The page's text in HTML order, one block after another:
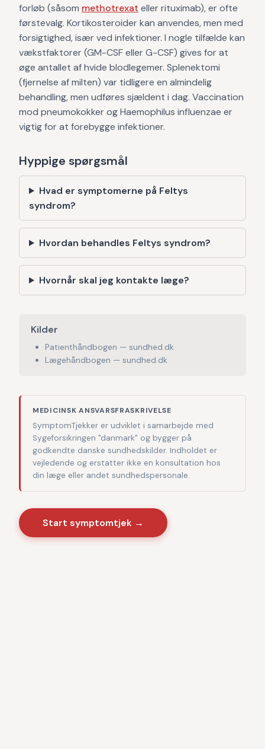
forløb (såsom methotrexat eller rituximab), er ofte
førstevalg. Kortikosteroider kan anvendes, men med
forsigtighed, især ved infektioner. I nogle tilfælde kan
vækstfaktorer (GM-CSF eller G-CSF) gives for at
øge antallet af hvide blodlegemer. Splenektomi
(fjernelse af milten) var tidligere en almindelig
behandling, men udføres sjældent i dag. Vaccination
mod pneumokokker og Haemophilus influenzae er
vigtig for at forebygge infektioner.
Hyppige spørgsmål
Hvad er symptomerne på Feltys
syndrom?
Hvordan behandles Feltys syndrom?
Hvornår skal jeg kontakte læge?
Kilder
Patienthåndbogen — sundhed.dk
Lægehåndbogen — sundhed.dk
MEDICINSK ANSVARSFRASKRIVELSE
SymptomTjekker er udviklet i samarbejde med
Sygeforsikringen "danmark" og bygger på
godkendte danske sundhedskilder. Indholdet er
vejledende og erstatter ikke en konsultation hos
din læge eller andet sundhedspersonale.
Start symptomtjek →